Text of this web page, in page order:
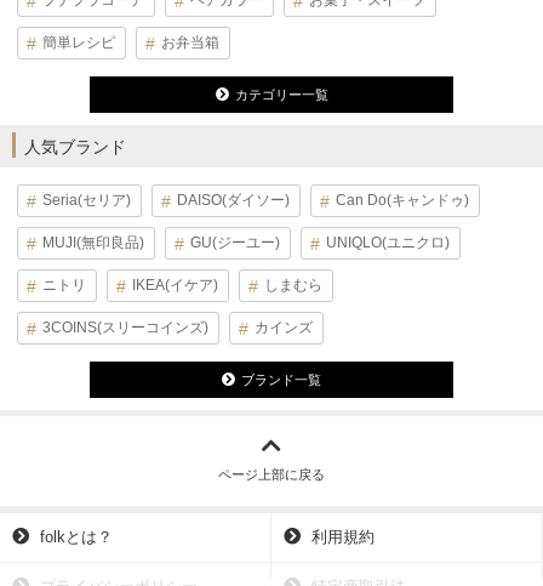
簡単レシピ お弁当箱
カテゴリー一覧
人気ブランド
Seria(セリア) DAISO(ダイソー) Can Do(キャンドゥ)
MUJI(無印良品) GU(ジーユー) UNIQLO(ユニクロ)
ニトリ IKEA(イケア) しまむら
3COINS(スリーコインズ) カインズ
ブランド一覧
ページ上部に戻る
folkとは？ 利用規約